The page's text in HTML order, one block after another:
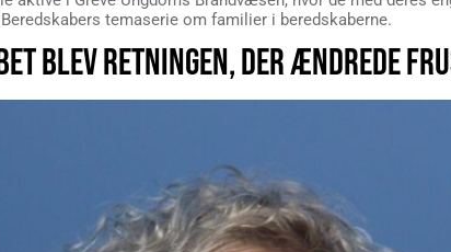
temaserie om familier i beredskaberne.
BLEV RETNINGEN, DER ÆNDREDE